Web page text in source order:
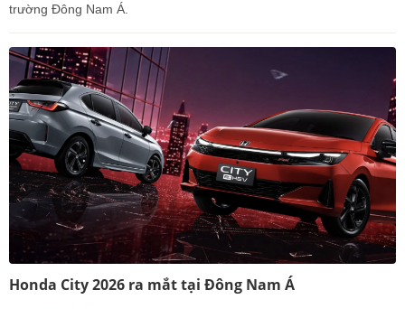
trường Đông Nam Á.
Honda City 2026 ra mắt tại Đông Nam Á